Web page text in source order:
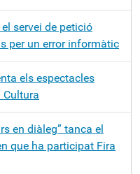
servei de petició
per un error informàtic
els espectacles
en diàleg” tanca el
que ha participat Fira